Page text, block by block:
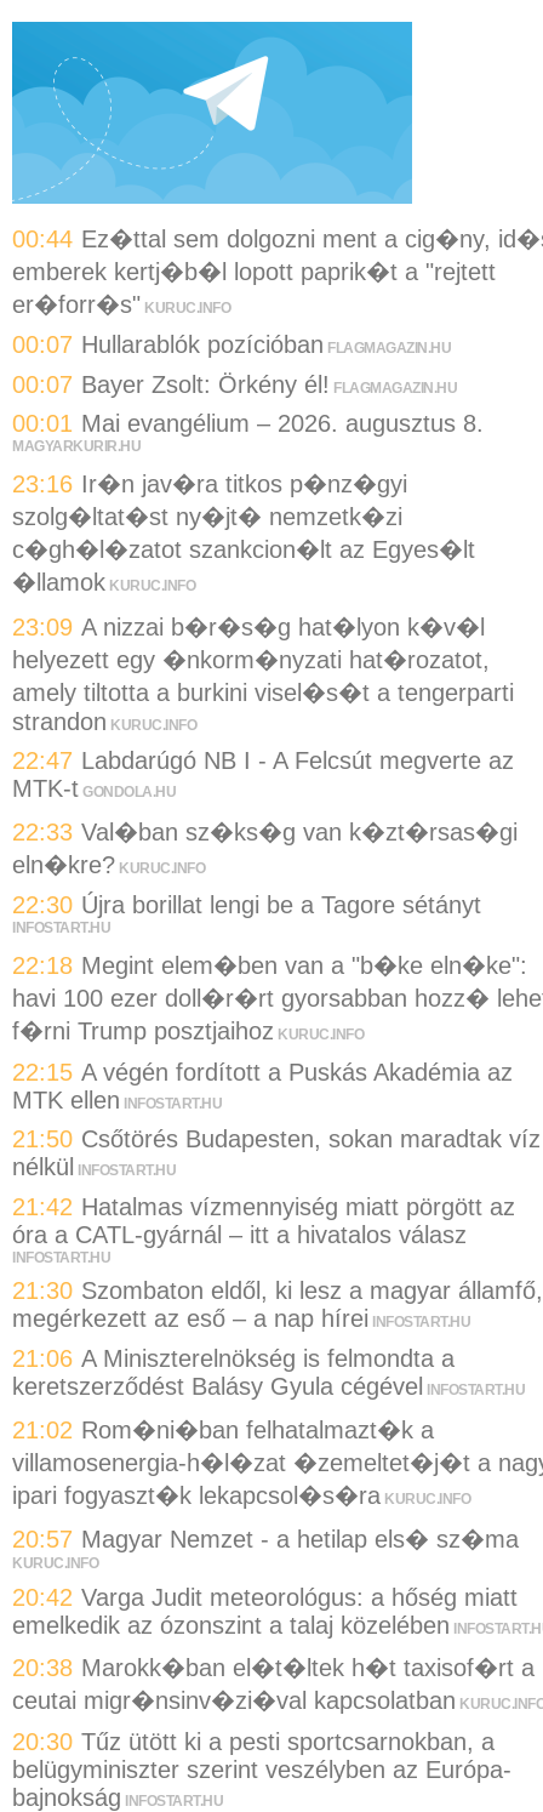
00:44 Ez�ttal sem dolgozni ment a cig�ny,
emberek kertj�b�l lopott paprik�t a "rejtett
er�forr�s" KURUC.INFO
00:07 Hullarablók pozícióban FLAGMAGAZIN.HU
00:07 Bayer Zsolt: Örkény él! FLAGMAGAZIN.HU
00:01 Mai evangélium – 2026. augusztus 8.
MAGYARKURIR.HU
23:16 Ir�n jav�ra titkos p�nz�gyi
szolg�ltat�st ny�jt� nemzetk�zi
c�gh�l�zatot szankcion�lt az Egyes�lt
�llamok KURUC.INFO
23:09 A nizzai b�r�s�g hat�lyon k�v�l
helyezett egy �nkorm�nyzati hat�rozatot,
amely tiltotta a burkini visel�s�t a tengerparti
strandon KURUC.INFO
22:47 Labdarúgó NB I - A Felcsút megverte az
MTK-t GONDOLA.HU
22:33 Val�ban sz�ks�g van k�zt�rsas�gi
eln�kre? KURUC.INFO
22:30 Újra borillat lengi be a Tagore sétányt
INFOSTART.HU
22:18 Megint elem�ben van a "b�ke eln�ke":
havi 100 ezer doll�r�rt gyorsabban hozz�
f�rni Trump posztjaihoz KURUC.INFO
22:15 A végén fordított a Puskás Akadémia az
MTK ellen INFOSTART.HU
21:50 Csőtörés Budapesten, sokan maradtak víz
nélkül
INFOSTART.HU
21:42 Hatalmas vízmennyiség miatt pörgött az
óra a CATL-gyárnál – itt a hivatalos válasz
INFOSTART.HU
21:30 Szombaton eldől, ki lesz a magyar államfő,
megérkezett az eső – a nap hírei
INFOSTART.HU
21:06 A Miniszterelnökség is felmondta a
keretszerződést Balásy Gyula cégével
INFOSTART.HU
21:02 Rom�ni�ban felhatalmazt�k a
villamosenergia-h�l�zat �zemeltet�j�t a
ipari fogyaszt�k lekapcsol�s�ra KURUC.INFO
20:57 Magyar Nemzet - a hetilap els� sz�ma
KURUC.INFO
20:42 Varga Judit meteorológus: a hőség miatt
emelkedik az ózonszint a talaj közelében
20:38 Marokk�ban el�t�ltek h�t taxisof�rt a
ceutai migr�nsinv�zi�val kapcsolatban
20:30 Tűz ütött ki a pesti sportcsarnokban, a
belügyminiszter szerint veszélyben az Európa-
bajnokság INFOSTART.HU